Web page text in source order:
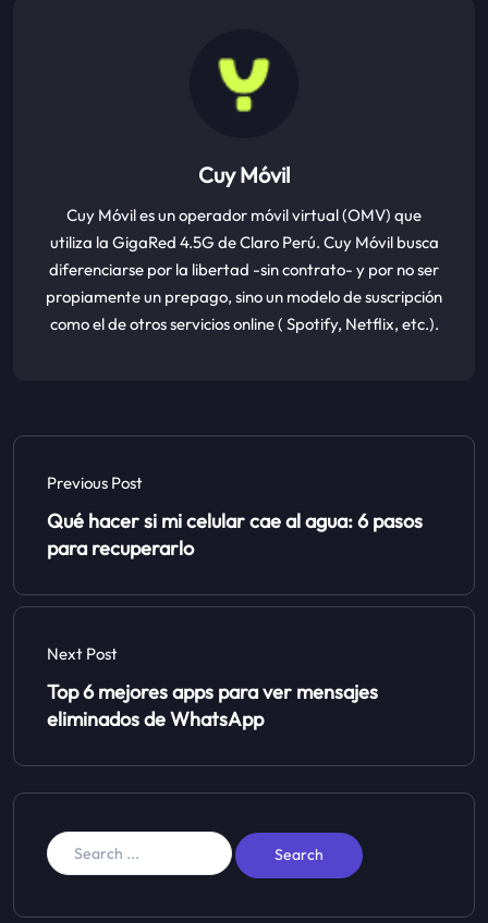
Cuy Móvil
Cuy Móvil es un operador móvil virtual (OMV) que
utiliza la GigaRed 4.5G de Claro Perú. Cuy Móvil busca
diferenciarse por la libertad -sin contrato- y por no ser
propiamente un prepago, sino un modelo de suscripción
como el de otros servicios online ( Spotify, Netflix, etc.).
Previous Post
Qué hacer si mi celular cae al agua: 6 pasos
para recuperarlo
Next Post
Top 6 mejores apps para ver mensajes
eliminados de WhatsApp